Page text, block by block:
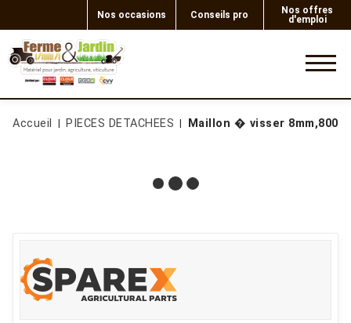
Nos occasions Conseils pro
Nos offres
d'emploi
Accueil PIECES DETACHEES Maillon � visser